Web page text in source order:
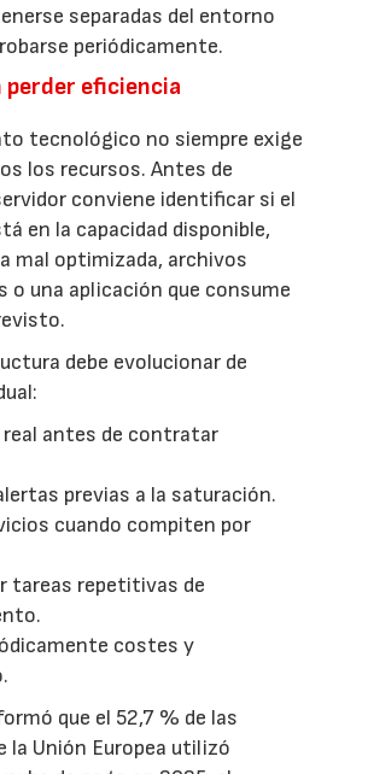
separadas del entorno
periódicamente.
perder eficiencia
tecnológico no siempre exige
los recursos. Antes de
conviene identificar si el
en la capacidad disponible,
mal optimizada, archivos
o una aplicación que consume
debe evolucionar de
real antes de contratar
previas a la saturación.
cuando compiten por
tareas repetitivas de
costes y
que el 52,7 % de las
la Unión Europea utilizó